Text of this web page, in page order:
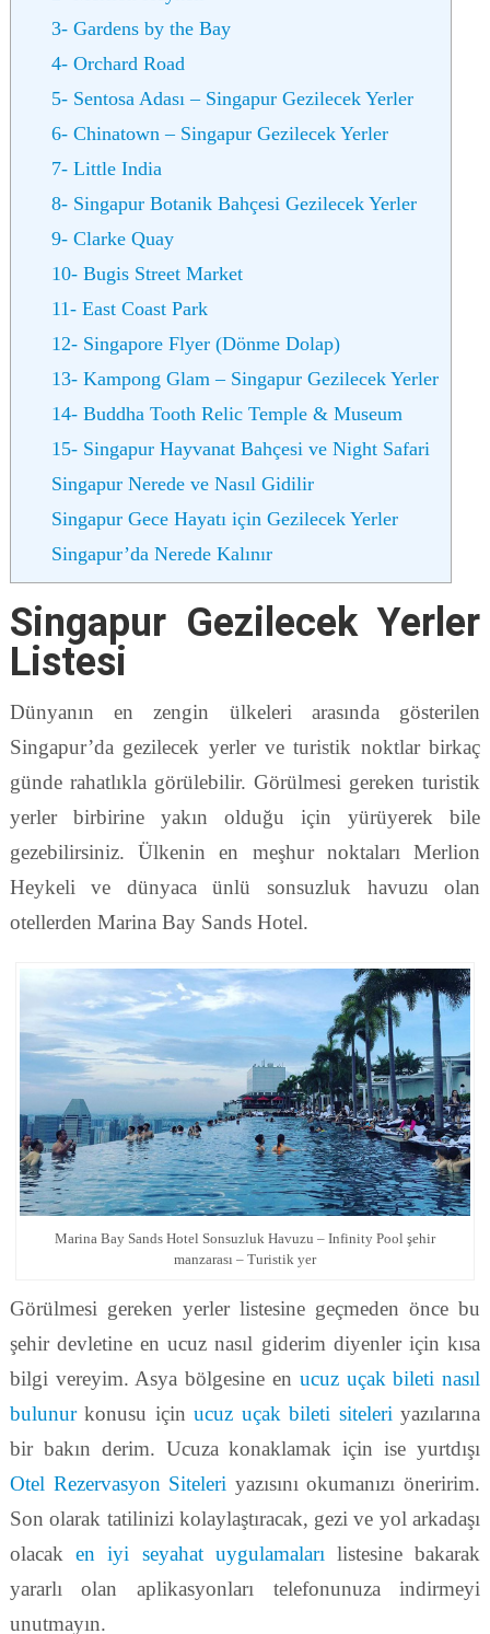
3- Gardens by the Bay
4- Orchard Road
5- Sentosa Adası – Singapur Gezilecek Yerler
6- Chinatown – Singapur Gezilecek Yerler
7- Little India
8- Singapur Botanik Bahçesi Gezilecek Yerler
9- Clarke Quay
10- Bugis Street Market
11- East Coast Park
12- Singapore Flyer (Dönme Dolap)
13- Kampong Glam – Singapur Gezilecek Yerler
14- Buddha Tooth Relic Temple & Museum
15- Singapur Hayvanat Bahçesi ve Night Safari
Singapur Nerede ve Nasıl Gidilir
Singapur Gece Hayatı için Gezilecek Yerler
Singapur’da Nerede Kalınır
Singapur Gezilecek Yerler
Listesi
Dünyanın en zengin ülkeleri arasında gösterilen
Singapur’da gezilecek yerler ve turistik noktlar birkaç
günde rahatlıkla görülebilir. Görülmesi gereken turistik
yerler birbirine yakın olduğu için yürüyerek bile
gezebilirsiniz. Ülkenin en meşhur noktaları Merlion
Heykeli ve dünyaca ünlü sonsuzluk havuzu olan
otellerden Marina Bay Sands Hotel.
Marina Bay Sands Hotel Sonsuzluk Havuzu – Infinity Pool şehir
manzarası – Turistik yer
Görülmesi gereken yerler listesine geçmeden önce bu
şehir devletine en ucuz nasıl giderim diyenler için kısa
bilgi vereyim. Asya bölgesine en ucuz uçak bileti nasıl
bulunurkonusu içinucuz uçak bileti siteleri yazılarına
bir bakın derim. Ucuza konaklamak için ise yurtdışı
Otel Rezervasyon Siteleri yazısını okumanızı öneririm.
Son olarak tatilinizi kolaylaştıracak, gezi ve yol arkadaşı
olacaken iyi seyahat uygulamaları listesine bakarak
yararlı olan aplikasyonları telefonunuza indirmeyi
unutmayın.